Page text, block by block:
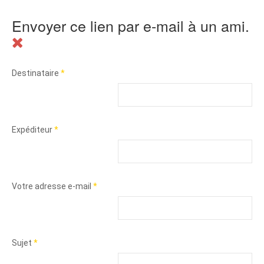
Envoyer ce lien par e-mail à un ami.
Destinataire *
Expéditeur*
Votre adresse e-mail *
Sujet *